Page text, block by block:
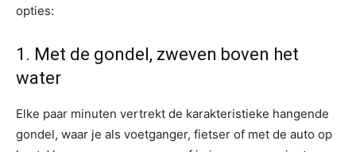
opties:
1. Met de gondel, zweven boven het
water
Elke paar minuten vertrekt de karakteristieke hangende
gondel, waar je als voetganger, fietser of met de auto op